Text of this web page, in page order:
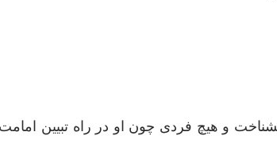
و هيچ فردى چون او در راه تبيين امامت